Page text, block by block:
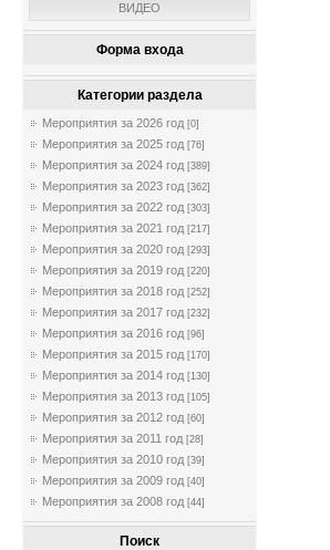
ВИДЕО
Форма входа
Категории раздела
Мероприятия за 2026 год [0]
Мероприятия за 2025 год [76]
Мероприятия за 2024 год [389]
Мероприятия за 2023 год [362]
Мероприятия за 2022 год [303]
Мероприятия за 2021 год [217]
Мероприятия за 2020 год [293]
Мероприятия за 2019 год [220]
Мероприятия за 2018 год [252]
Мероприятия за 2017 год [232]
Мероприятия за 2016 год [96]
Мероприятия за 2015 год [170]
Мероприятия за 2014 год [130]
Мероприятия за 2013 год [105]
Мероприятия за 2012 год [60]
Мероприятия за 2011 год [28]
Мероприятия за 2010 год [39]
Мероприятия за 2009 год [40]
Мероприятия за 2008 год [44]
Поиск